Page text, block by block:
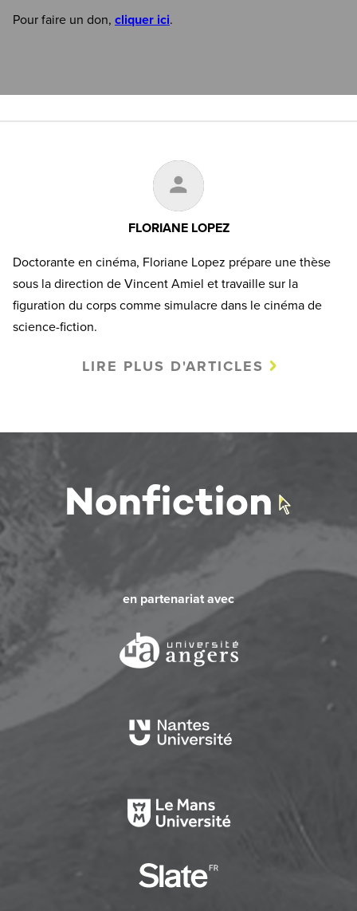
Pour faire un don, cliquer ici.
FLORIANE LOPEZ
Doctorante en cinéma, Floriane Lopez prépare une thèse
sous la direction de Vincent Amiel et travaille sur la
figuration du corps comme simulacre dans le cinéma de
science-fiction.
LIRE PLUS D'ARTICLES
en partenariat avec